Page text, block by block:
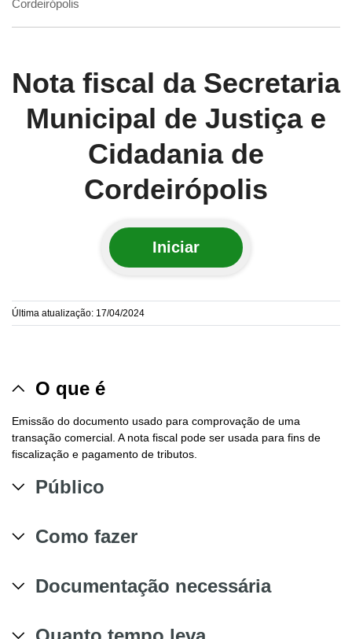
Cordeirópolis
Nota fiscal da Secretaria
Municipal de Justiça e
Cidadania de
Cordeirópolis
Iniciar
Última atualização: 17/04/2024
O que é
Emissão do documento usado para comprovação de uma
transação comercial. A nota fiscal pode ser usada para fins de
fiscalização e pagamento de tributos.
Público
Como fazer
Documentação necessária